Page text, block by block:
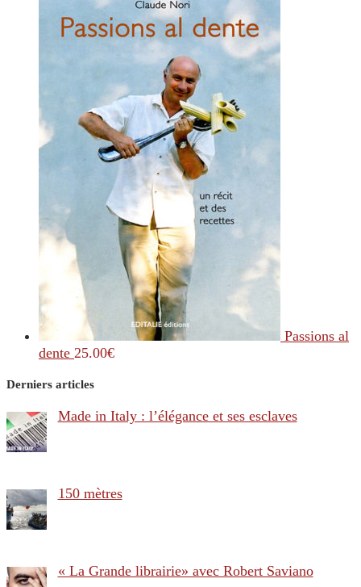
Passions al
dente 25.00€
Derniers articles
Made in Italy : l’élégance et ses esclaves
150 mètres
« La Grande librairie» avec Robert Saviano